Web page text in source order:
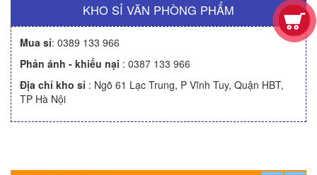
KHO SỈ VĂN PHÒNG PHẨM
Mua sỉ: 0389 133 966
Phản ánh - khiếu nại : 0387 133 966
Địa chỉ kho sỉ : Ngõ 61 Lạc Trung, P Vĩnh Tuy, Quận HBT,
TP Hà Nội